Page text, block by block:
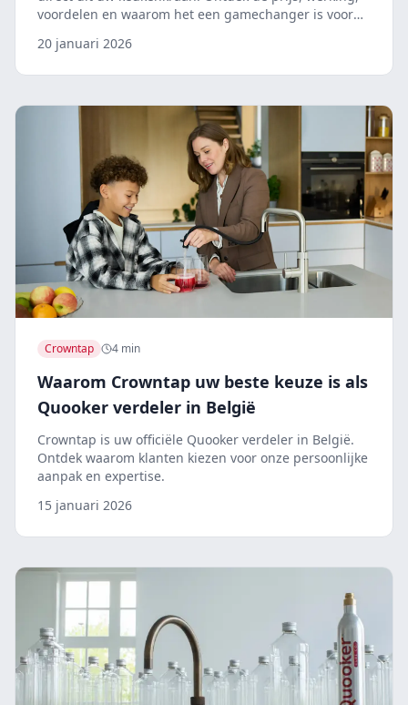
voordelen en waarom het een gamechanger is voor
20 januari 2026
Crowntap 4 min
Waarom Crowntap uw beste keuze is als
Quooker verdeler in België
Crowntap is uw officiële Quooker verdeler in België.
Ontdek waarom klanten kiezen voor onze persoonlijke
aanpak en expertise.
15 januari 2026